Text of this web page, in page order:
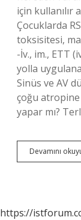
için kullanılır
Çocuklarda
toksisitesi,
-İv., im., ETT
yolla
Sinüs ve AV
çoğu
yapar mı?
Devamını
https://